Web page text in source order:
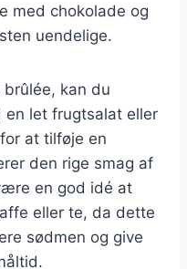
med chokolade og
uendelige.
kan du
en let frugtsalat eller
at tilføje en
den rige smag af
en god idé at
eller te, da dette
sødmen og give